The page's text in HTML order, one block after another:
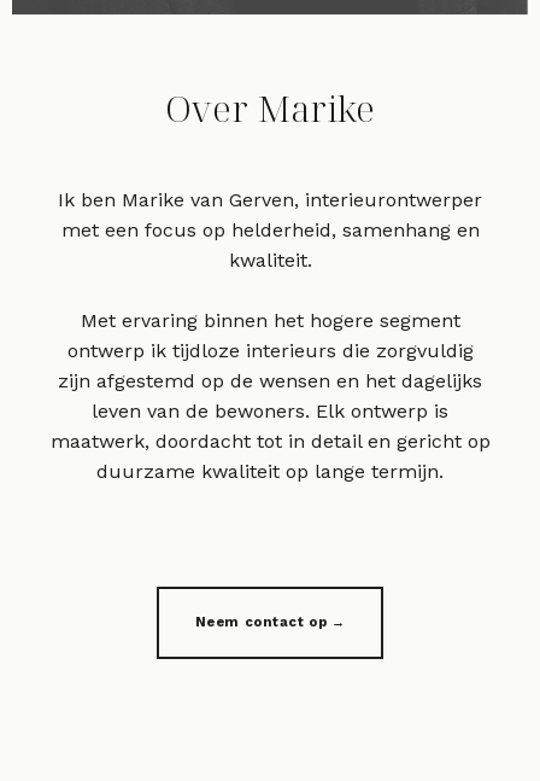
Over Marike
Ik ben Marike van Gerven, interieurontwerper
met een focus op helderheid, samenhang en
kwaliteit.
Met ervaring binnen het hogere segment
ontwerp ik tijdloze interieurs die zorgvuldig
zijn afgestemd op de wensen en het dagelijks
leven van de bewoners. Elk ontwerp is
maatwerk, doordacht tot in detail en gericht op
duurzame kwaliteit op lange termijn.
Neem contact op →